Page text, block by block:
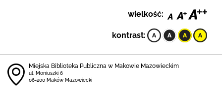
wielkość:
kontrast:
Miejska Biblioteka Publiczna w Makowie Mazowieckim
ul. Moniuszki 6
06-200 Maków Mazowiecki